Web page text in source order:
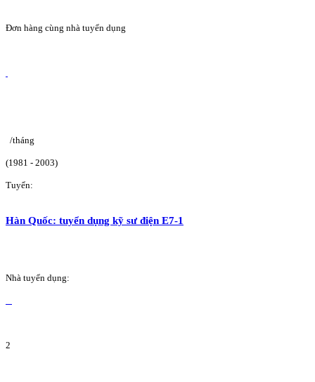
Đơn hàng cùng nhà tuyển dụng
/tháng
(1981 - 2003)
Tuyển:
Hàn Quốc: tuyển dụng kỹ sư điện E7-1
Nhà tuyển dụng:
2